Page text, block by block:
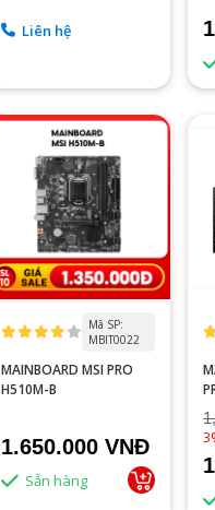
Liên hệ
Mã SP:
MBIT0022
MAINBOARD MSI PRO
H510M-B
1.650.000 VNĐ
Sẵn hàng